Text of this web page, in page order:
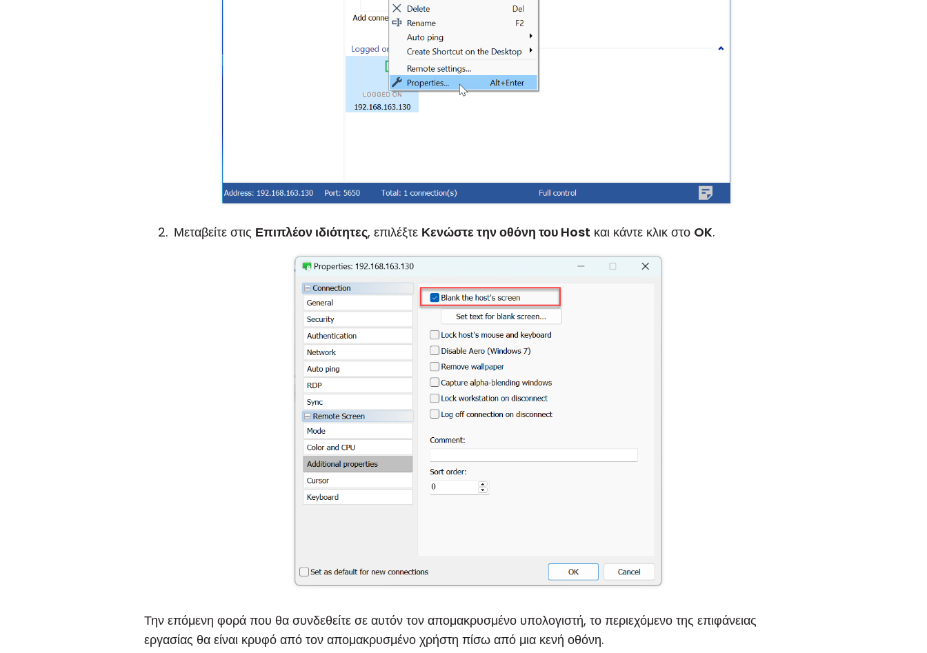
Μεταβείτε στις Επιπλέον ιδιότητες, επιλέξτε Κενώστε την οθόνη του Host και κάντε κλικ στο OK.
Την επόμενη φορά που θα συνδεθείτε σε αυτόν τον απομακρυσμένο υπολογιστή, το περιεχόμενο της επιφάνειας
εργασίας θα είναι κρυφό από τον απομακρυσμένο χρήστη πίσω από μια κενή οθόνη.